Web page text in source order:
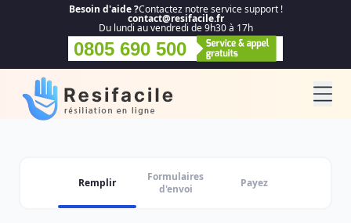
Besoin d'aide ?Contactez notre service support !
contact@resifacile.fr
Du lundi au vendredi de 9h30 à 17h
0805 690 500
Remplir
Formulaires
d'envoi
Payez